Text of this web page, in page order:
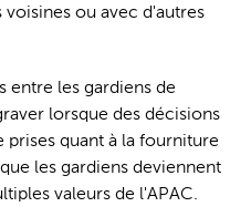
ou avec d'autres
entre les gardiens de
lorsque des décisions
quant à la fourniture
les gardiens deviennent
valeurs de l'APAC.